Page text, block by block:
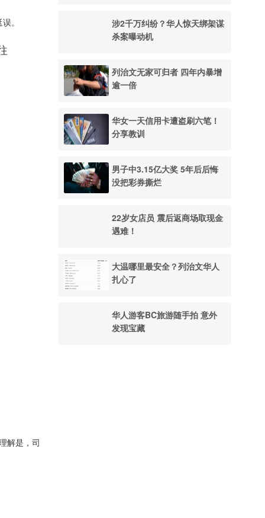
。
解是，司
涉2千万纠纷？华人惊天绑架谋
杀案曝动机
列治文无家可归者 四年内暴增
逾一倍
华女一天信用卡遭盗刷六笔！
分享教训
男子中3.15亿大奖 5年后后悔
没把彩券撕烂
22岁女店员 震后返商场取现金
遇难！
大温哪里最安全？列治文华人
扎心了
华人游客BC旅游随手拍 意外
发现宝藏